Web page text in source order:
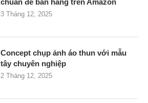
3 Tháng 12, 2025
Concept chụp ảnh áo thun với mẫu
tây chuyên nghiệp
2 Tháng 12, 2025